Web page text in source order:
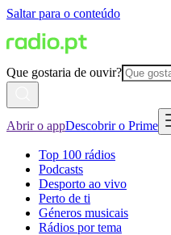
Saltar para o conteúdo
Que gostaria de ouvir?
Abrir o appDescobrir o Prime
Top 100 rádios
Podcasts
Desporto ao vivo
Perto de ti
Géneros musicais
Rádios por tema